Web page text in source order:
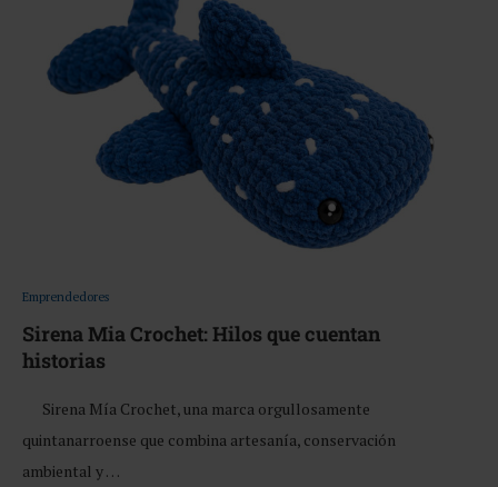
Emprendedores
Sirena Mia Crochet: Hilos que cuentan
historias
Sirena Mía Crochet, una marca orgullosamente
quintanarroense que combina artesanía, conservación
ambiental y …